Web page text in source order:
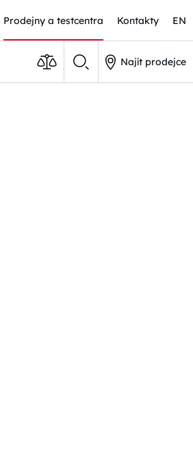
Prodejny a testcentra Kontakty EN
Najít prodejce